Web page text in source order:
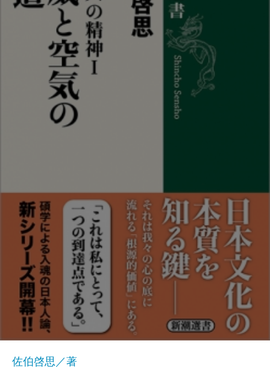
佐伯啓思／著